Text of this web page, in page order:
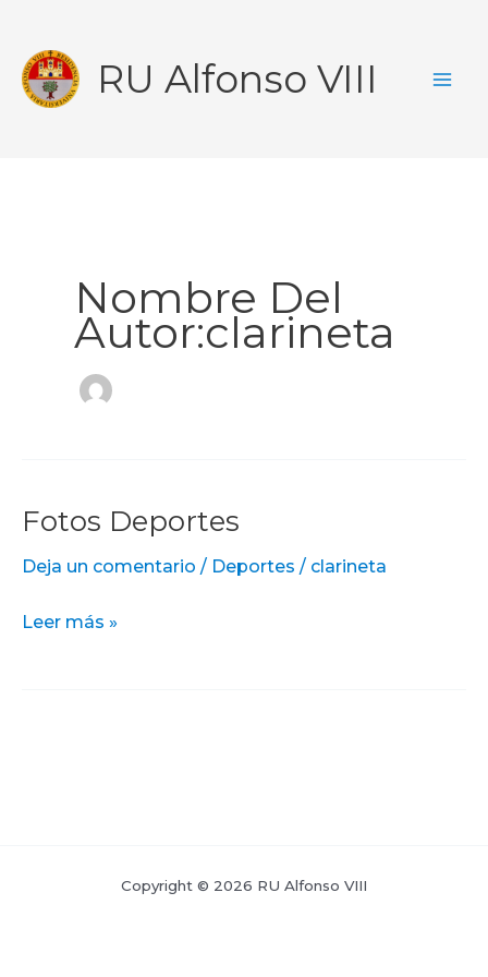
contenido
RU Alfonso VIII
Nombre Del
Autor:clarineta
Fotos Deportes
Deja un comentario / Deportes / clarineta
Fotos
Deportes
Leer más »
Copyright © 2026 RU Alfonso VIII